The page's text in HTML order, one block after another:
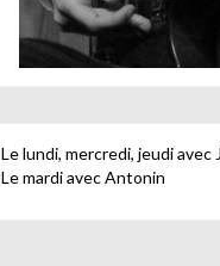
Le lundi, mercredi, jeudi avec
Le mardi avec Antonin